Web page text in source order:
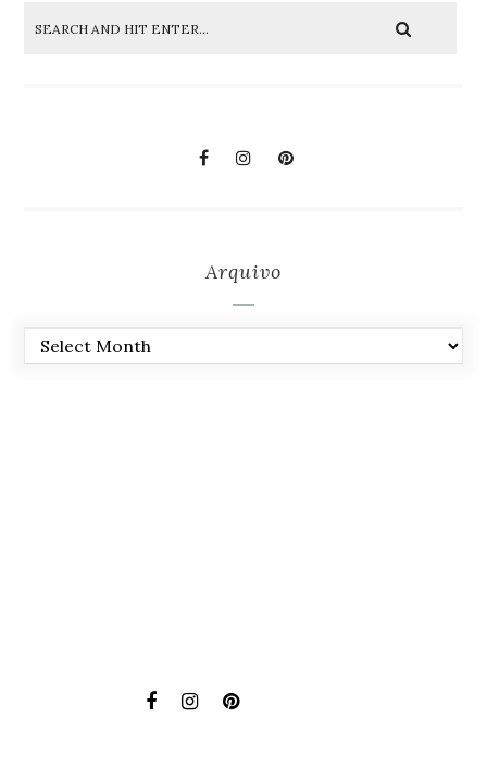
Arquivo